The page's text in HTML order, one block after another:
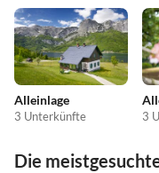
Alleinlage
3 Unterkünfte 3
Die